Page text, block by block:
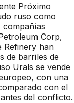
Próximo
ruso como
compañías
Corp,
Refinery han
de barriles de
Urals se vende
con una
con el
del conflicto.